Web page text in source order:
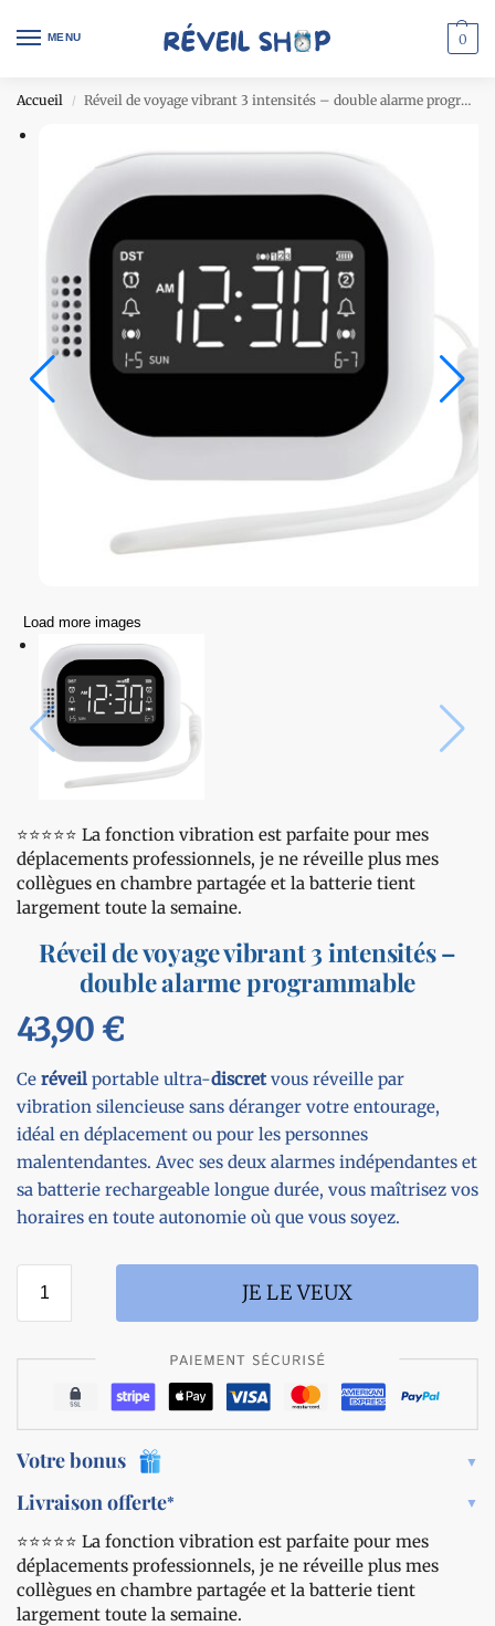
MENU 0
Accueil / Réveil de voyage vibrant 3 intensités – double alarme programmable
Load more images
⭐️⭐️⭐️⭐️⭐️ La fonction vibration est parfaite pour mes
déplacements professionnels, je ne réveille plus mes
collègues en chambre partagée et la batterie tient
largement toute la semaine.
Réveil de voyage vibrant 3 intensités –
double alarme programmable
43,90 €
Ce réveil portable ultra-discretvous réveille par
vibration silencieuse sans déranger votre entourage,
idéal en déplacement ou pour les personnes
malentendantes. Avec ses deux alarmes indépendantes et
sa batterie rechargeable longue durée, vous maîtrisez vos
horaires en toute autonomie où que vous soyez.
JE LE VEUX
Votre bonus
Livraison offerte*
⭐️⭐️⭐️⭐️⭐️ La fonction vibration est parfaite pour mes
déplacements professionnels, je ne réveille plus mes
collègues en chambre partagée et la batterie tient
largement toute la semaine.